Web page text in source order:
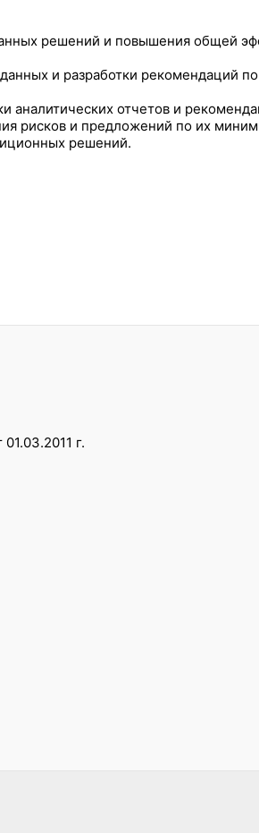
решений и повышения общей
и разработки рекомендаций
аналитических отчетов и
рисков и предложений по их
решений.
г.